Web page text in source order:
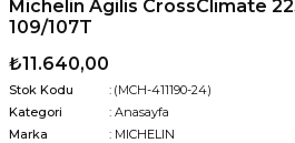
Michelin Agilis CrossClimate
109/107T
₺11.640,00
Stok Kodu
(MCH-411190-24)
Kategori
:Anasayfa
Marka
: MICHELIN